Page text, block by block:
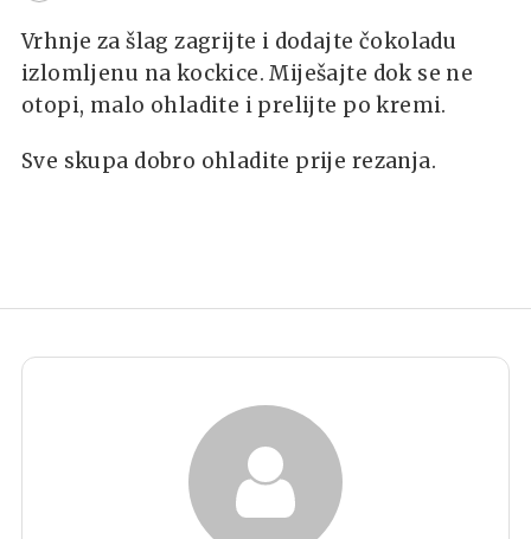
Vrhnje za šlag zagrijte i dodajte čokoladu
izlomljenu na kockice. Miješajte dok se ne
otopi, malo ohladite i prelijte po kremi.
Sve skupa dobro ohladite prije rezanja.